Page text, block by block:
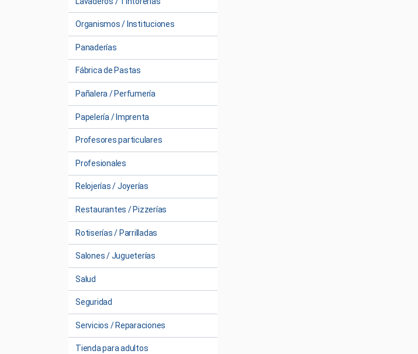
Organismos / Instituciones
Panaderías
Fábrica de Pastas
Pañalera / Perfumería
Papelería / Imprenta
Profesores particulares
Profesionales
Relojerías / Joyerías
Restaurantes / Pizzerías
Rotiserías / Parrilladas
Salones / Jugueterías
Salud
Seguridad
Servicios / Reparaciones
Tienda para adultos